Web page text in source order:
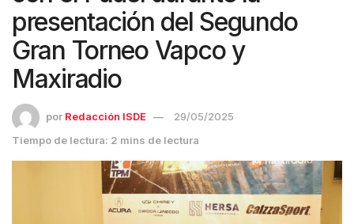
presentación del Segundo
Gran Torneo Vapco y
Maxiradio
por Redacción ISDE
29/05/2025
Tiempo de lectura: 2 mins de lectura